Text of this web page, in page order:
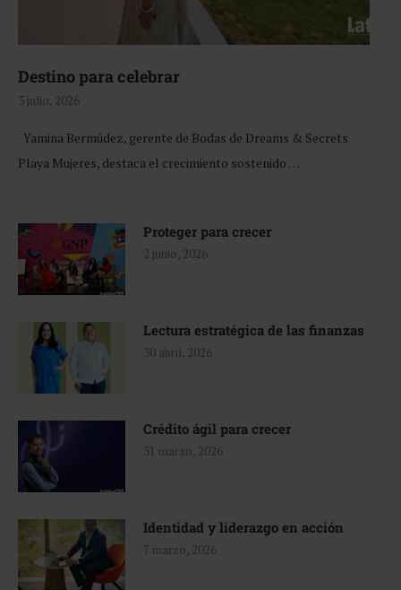
Destino para celebrar
3 julio, 2026
Yamina Bermúdez, gerente de Bodas de Dreams & Secrets
Playa Mujeres, destaca el crecimiento sostenido …
Proteger para crecer
2 junio, 2026
Lectura estratégica de las finanzas
30 abril, 2026
Crédito ágil para crecer
31 marzo, 2026
Identidad y liderazgo en acción
7 marzo, 2026